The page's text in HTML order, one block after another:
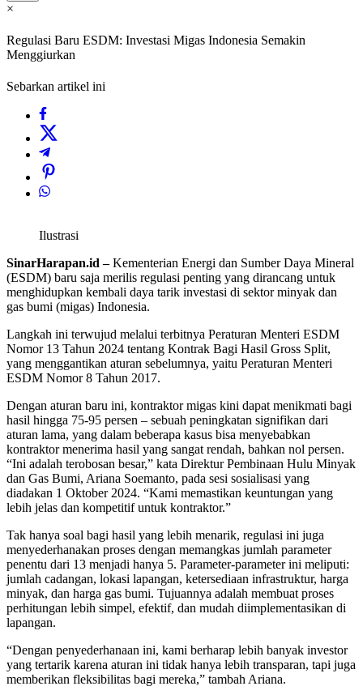
×
Regulasi Baru ESDM: Investasi Migas Indonesia Semakin
Menggiurkan
Sebarkan artikel ini
Ilustrasi
SinarHarapan.id –Kementerian Energi dan Sumber Daya Mineral
(ESDM) baru saja merilis regulasi penting yang dirancang untuk
menghidupkan kembali daya tarik investasi di sektor minyak dan
gas bumi (migas) Indonesia.
Langkah ini terwujud melalui terbitnya Peraturan Menteri ESDM
Nomor 13 Tahun 2024 tentang Kontrak Bagi Hasil Gross Split,
yang menggantikan aturan sebelumnya, yaitu Peraturan Menteri
ESDM Nomor 8 Tahun 2017.
Dengan aturan baru ini, kontraktor migas kini dapat menikmati bagi
hasil hingga 75-95 persen – sebuah peningkatan signifikan dari
aturan lama, yang dalam beberapa kasus bisa menyebabkan
kontraktor menerima hasil yang sangat rendah, bahkan nol persen.
“Ini adalah terobosan besar,” kata Direktur Pembinaan Hulu Minyak
dan Gas Bumi, Ariana Soemanto, pada sesi sosialisasi yang
diadakan 1 Oktober 2024. “Kami memastikan keuntungan yang
lebih jelas dan kompetitif untuk kontraktor.”
Tak hanya soal bagi hasil yang lebih menarik, regulasi ini juga
menyederhanakan proses dengan memangkas jumlah parameter
penentu dari 13 menjadi hanya 5. Parameter-parameter ini meliputi:
jumlah cadangan, lokasi lapangan, ketersediaan infrastruktur, harga
minyak, dan harga gas bumi. Tujuannya adalah membuat proses
perhitungan lebih simpel, efektif, dan mudah diimplementasikan di
lapangan.
“Dengan penyederhanaan ini, kami berharap lebih banyak investor
yang tertarik karena aturan ini tidak hanya lebih transparan, tapi juga
memberikan fleksibilitas bagi mereka,” tambah Ariana.